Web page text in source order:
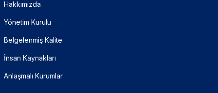
Hakkımızda
Yönetim Kurulu
Belgelenmiş Kalite
İnsan Kaynakları
Anlaşmalı Kurumlar